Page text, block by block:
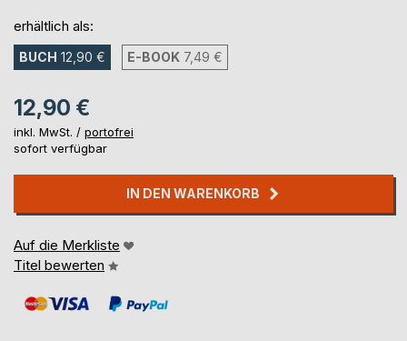
erhältlich als:
BUCH 12,90 € E-BOOK 7,49 €
12,90 €
inkl. MwSt. / portofrei
sofort verfügbar
IN DEN WARENKORB
Auf die Merkliste
Titel bewerten